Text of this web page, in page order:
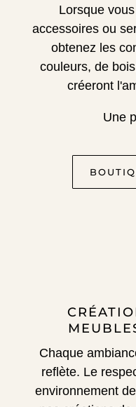
Lorsque
accessoires ou
obtenez les
couleurs, de
créeront
Une
Chaque
reflète. Le
environnement